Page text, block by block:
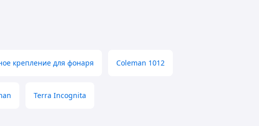
крепление для фонаря Coleman 1012
Terra Incognita